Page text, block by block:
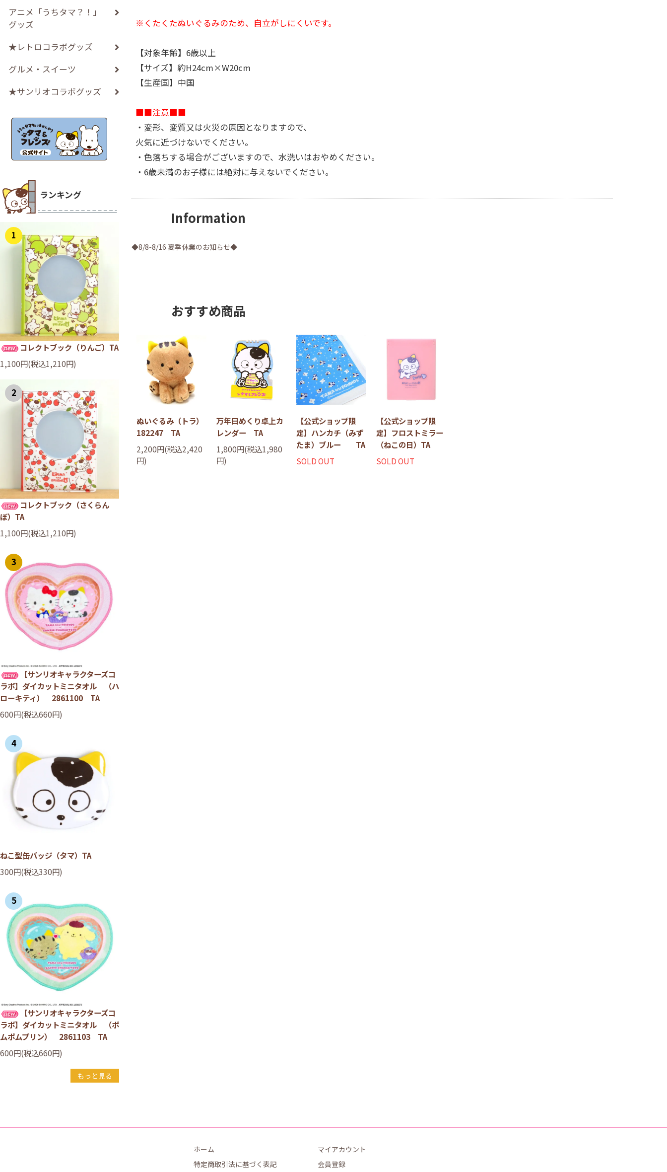
アニメ「うちタマ？！」
グッズ
★レトロコラボグッズ
グルメ・スイーツ
★サンリオコラボグッズ
ランキング
1
コレクトブック（りんご）TA
1,100円(税込1,210円)
2
コレクトブック（さくらん
ぼ）TA
1,100円(税込1,210円)
3
【サンリオキャラクターズコ
ラボ】ダイカットミニタオル （ハ
ローキティ） 2861100 TA
600円(税込660円)
4
ねこ型缶バッジ（タマ）TA
300円(税込330円)
5
【サンリオキャラクターズコ
ラボ】ダイカットミニタオル （ポ
ムポムプリン） 2861103 TA
600円(税込660円)
もっと見る
※くたくたぬいぐるみのため、自立がしにくいです。
【対象年齢】6歳以上
【サイズ】約H24cm×W20cm
【生産国】中国
■■注意■■
・変形、変質又は火災の原因となりますので、
火気に近づけないでください。
・色落ちする場合がございますので、水洗いはおやめください。
・6歳未満のお子様には絶対に与えないでください。
Information
◆8/8-8/16 夏季休業のお知らせ◆
おすすめ商品
ぬいぐるみ（トラ）
182247 TA
2,200円(税込2,420
円)
万年日めくり卓上カ
レンダー TA
1,800円(税込1,980
円)
【公式ショップ限
定】ハンカチ（みず
たま）ブルー TA
SOLD OUT
【公式ショップ限
定】フロストミラー
（ねこの日）TA
SOLD OUT
ホーム
特定商取引法に基づく表記
マイアカウント
会員登録